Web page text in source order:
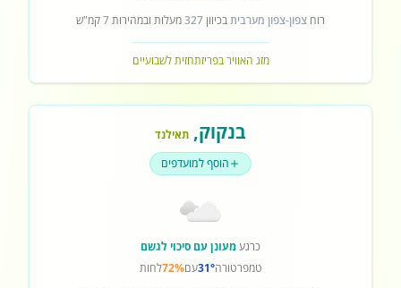
רוח צפון-צפון מערביתבכיוון327מעלות ובמהירות7קמ"ש
מזג האוויר בפריזתחזית לשבועיים
בנקוק, תאילנד
הוסף למועדפים
כרגעמעונן עם סיכוי לגשם
טמפרטורה31°עם72%לחות